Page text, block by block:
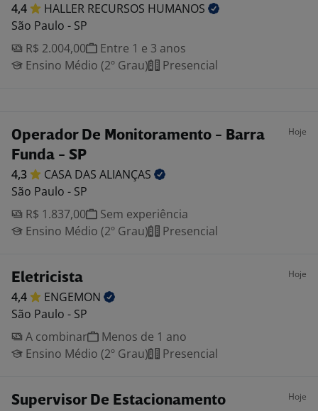
4,4 HALLER RECURSOS HUMANOS
São Paulo - SP
R$ 2.004,00
Entre 1 e 3 anos
Ensino Médio (2º Grau)
Presencial
Operador De Monitoramento - Barra
Funda - SP
Hoje
4,3 CASA DAS ALIANÇAS
São Paulo - SP
R$ 1.837,00
Sem experiência
Ensino Médio (2º Grau)
Presencial
Eletricista Hoje
4,4
ENGEMON
São Paulo - SP
A combinar
Menos de 1 ano
Ensino Médio (2º Grau)
Presencial
Supervisor De Estacionamento Hoje